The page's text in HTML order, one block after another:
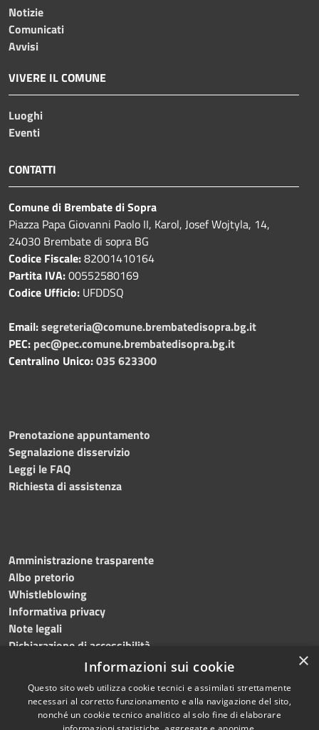
Notizie
Comunicati
Avvisi
VIVERE IL COMUNE
Luoghi
Eventi
CONTATTI
Comune di Brembate di Sopra
Piazza Papa Giovanni Paolo II, Karol, Josef Wojtyla, 14,
24030 Brembate di sopra BG
Codice Fiscale:82001410164
Partita IVA:00552580169
Codice Ufficio: UFDDSQ
Email:segreteria@comune.brembatedisopra.bg.it
PEC: pec@pec.comune.brembatedisopra.bg.it
Centralino Unico:035 623300
Prenotazione appuntamento
Segnalazione disservizio
Leggi le FAQ
Richiesta di assistenza
Amministrazione trasparente
Albo pretorio
Whistleblowing
Informativa privacy
Note legali
Dichiarazione di accessibilità
Copyright © 2024Comune
×
Informazioni sui cookie
Questo sito web utilizza cookie tecnici e assimilati strettamente
necessari al corretto funzionamento e alla navigazione del sito,
nonché un cookie tecnico analitico al solo fine di elaborare